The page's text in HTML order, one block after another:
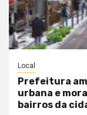
Local
Prefeitura
urbana e
bairros da